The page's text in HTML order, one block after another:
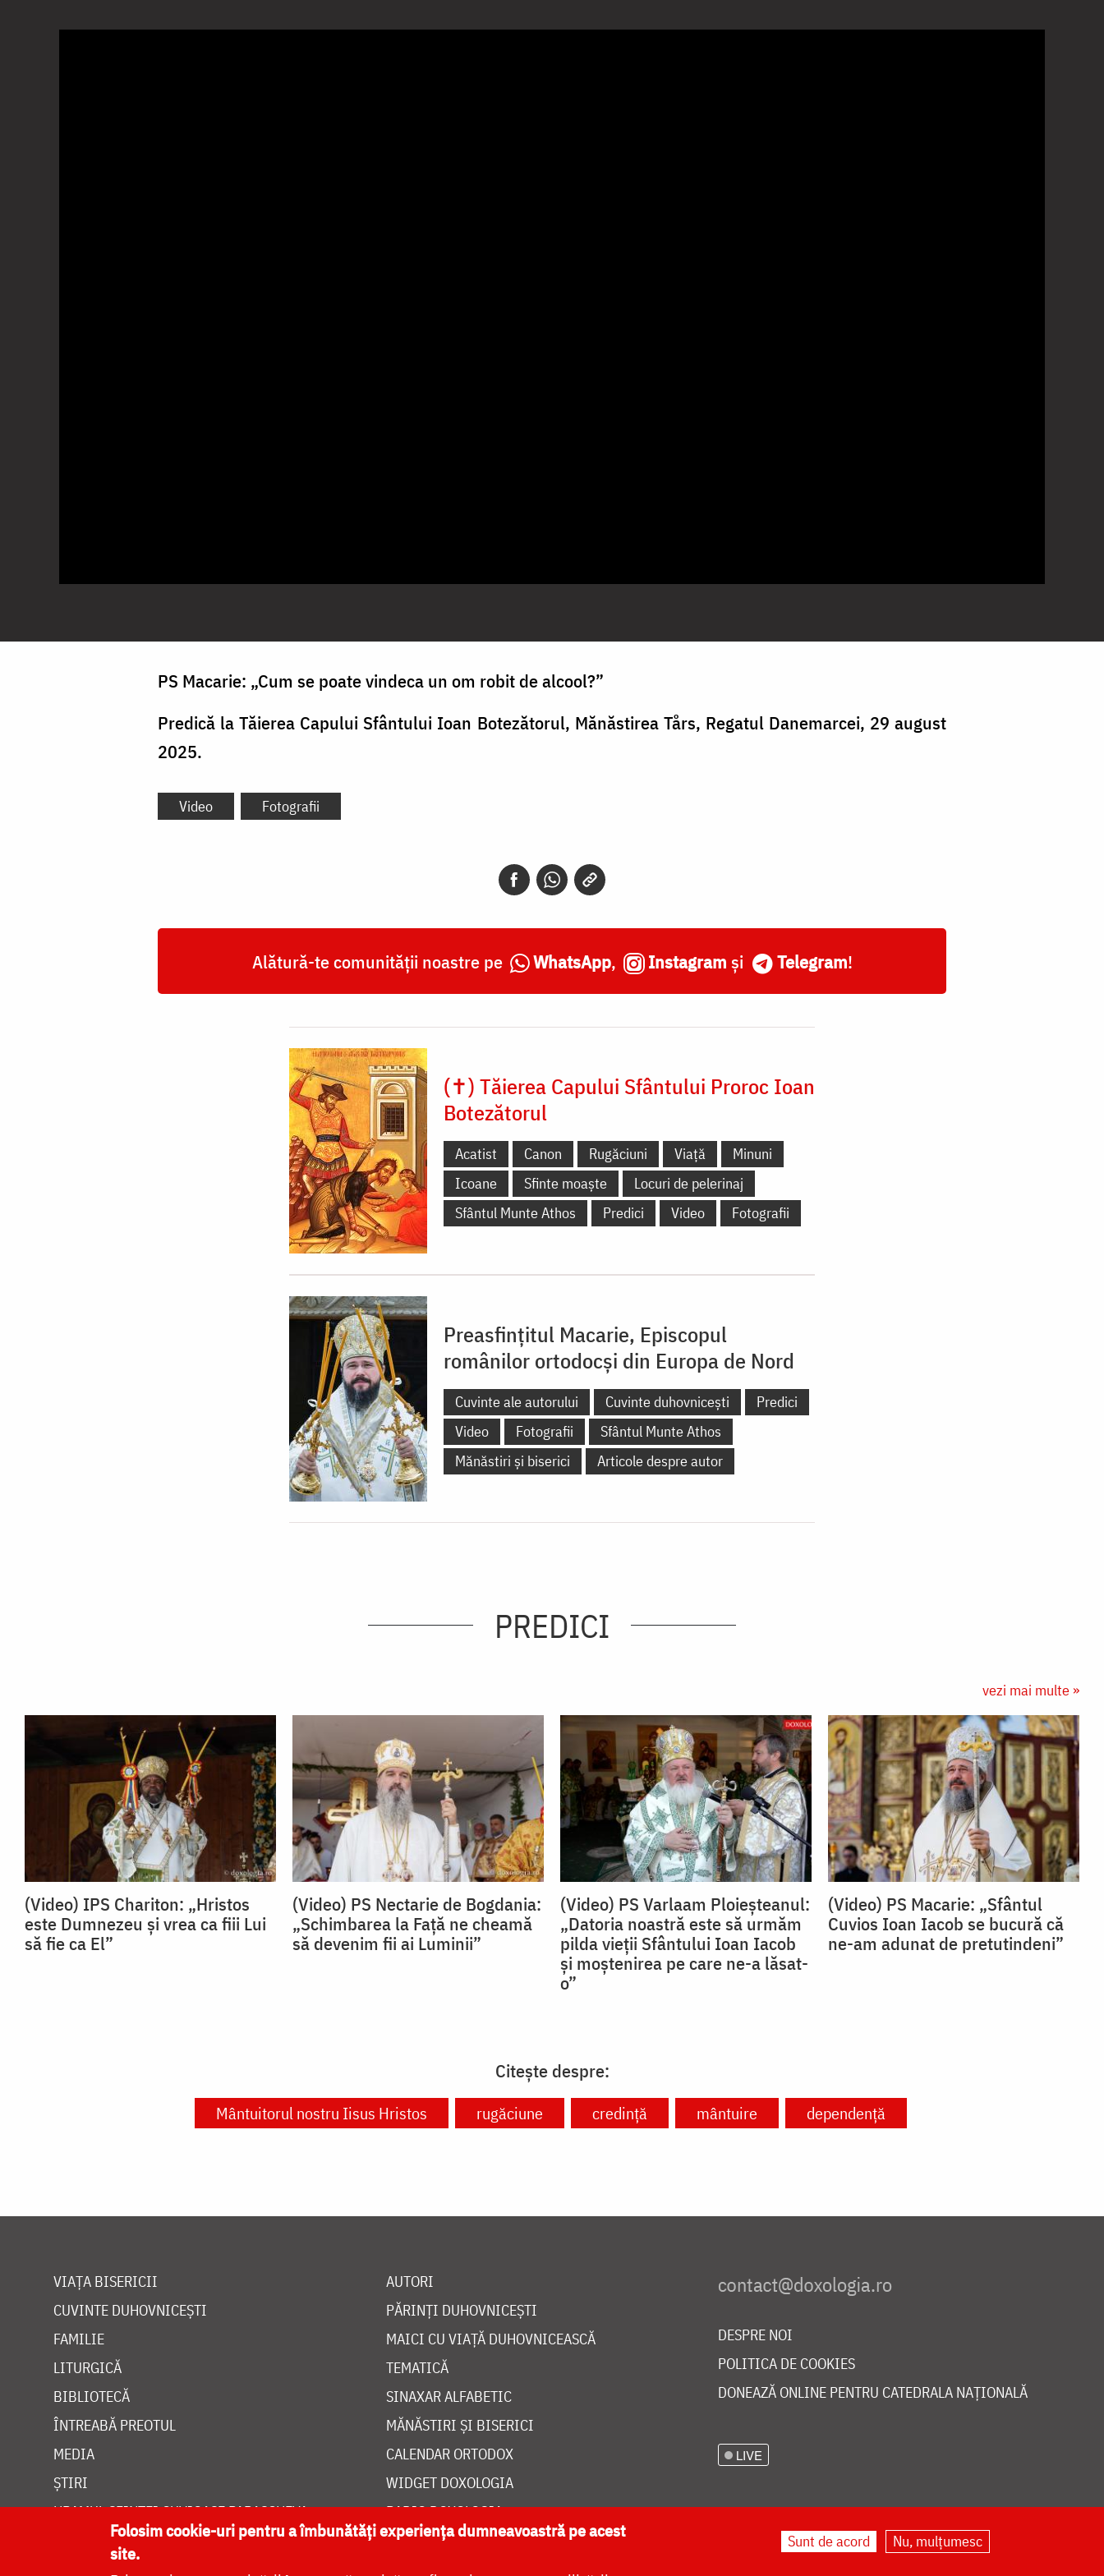
PS Macarie: „Cum se poate vindeca un om robit de alcool?”
Predică la Tăierea Capului Sfântului Ioan Botezătorul, Mănăstirea Tårs, Regatul Danemarcei, 29 august
2025.
Video Fotografii
Alătură-te comunității noastre pe WhatsApp, Instagram și Telegram!
(✝) Tăierea Capului Sfântului Proroc Ioan
Botezătorul
Acatist Canon Rugăciuni Viață
Minuni
Icoane
Sfinte moaște
Locuri de pelerinaj
Sfântul Munte Athos
Predici Video Fotografii
Preasfințitul Macarie, Episcopul
românilor ortodocși din Europa de Nord
Cuvinte ale autorului Cuvinte duhovnicești
Predici
Video
Fotografii
Sfântul Munte Athos
Mănăstiri și biserici
Articole despre autor
PREDICI
vezi mai multe »
(Video) IPS Chariton: „Hristos
este Dumnezeu și vrea ca fiii Lui
să fie ca El”
(Video) PS Nectarie de Bogdania:
„Schimbarea la Față ne cheamă
să devenim fii ai Luminii”
(Video) PS Varlaam Ploieșteanul:
„Datoria noastră este să urmăm
pilda vieții Sfântului Ioan Iacob
și moștenirea pe care ne-a lăsat-
o”
(Video) PS Macarie: „Sfântul
Cuvios Ioan Iacob se bucură că
ne-am adunat de pretutindeni”
Citește despre:
Mântuitorul nostru Iisus Hristos rugăciune credință mântuire dependență
VIAȚA BISERICII
CUVINTE DUHOVNICEȘTI
FAMILIE
LITURGICĂ
BIBLIOTECĂ
ÎNTREABĂ PREOTUL
MEDIA
ȘTIRI
HRAMUL SFINTEI CUVIOASE PARASCHEVA
AUTORI
PĂRINȚI DUHOVNICEȘTI
MAICI CU VIAȚĂ DUHOVNICEASCĂ
TEMATICĂ
SINAXAR ALFABETIC
MĂNĂSTIRI ȘI BISERICI
CALENDAR ORTODOX
WIDGET DOXOLOGIA
RADIO DOXOLOGIA
DESPRE NOI
POLITICA DE COOKIES
DONEAZĂ ONLINE PENTRU CATEDRALA NAȚIONALĂ
LIVE
Folosim cookie-uri pentru a îmbunătăți experiența dumneavoastră pe acest
site.
Sunt de acord Nu, mulțumesc